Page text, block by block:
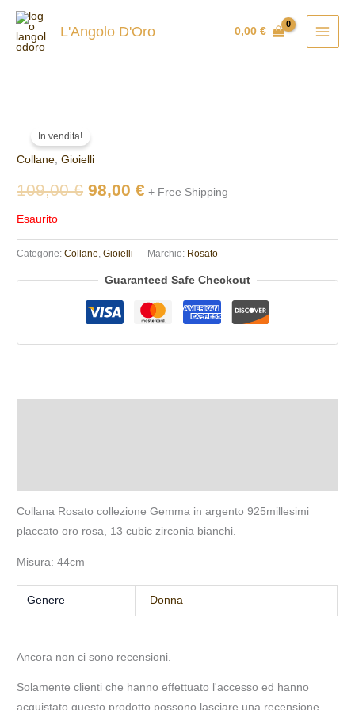
contenuto
L'Angolo D'Oro 0,00€
In vendita!
Collane ,Gioielli
109,00€
prezzo
originale
109,00 €.
98,00€ attuale
98,00 €.
+ Free Shipping
Esaurito
Categorie:Collane,Gioielli Marchio: Rosato
Guaranteed Safe Checkout
Collana Rosato collezione Gemma in argento 925millesimi
placcato oro rosa, 13 cubic zirconia bianchi.
Misura: 44cm
Genere Donna
Ancora non ci sono recensioni.
Solamente clienti che hanno effettuato l'accesso ed hanno
acquistato questo prodotto possono lasciare una recensione.